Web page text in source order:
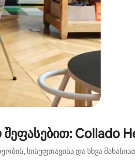
Collado
სისუფთავისა და სხვა